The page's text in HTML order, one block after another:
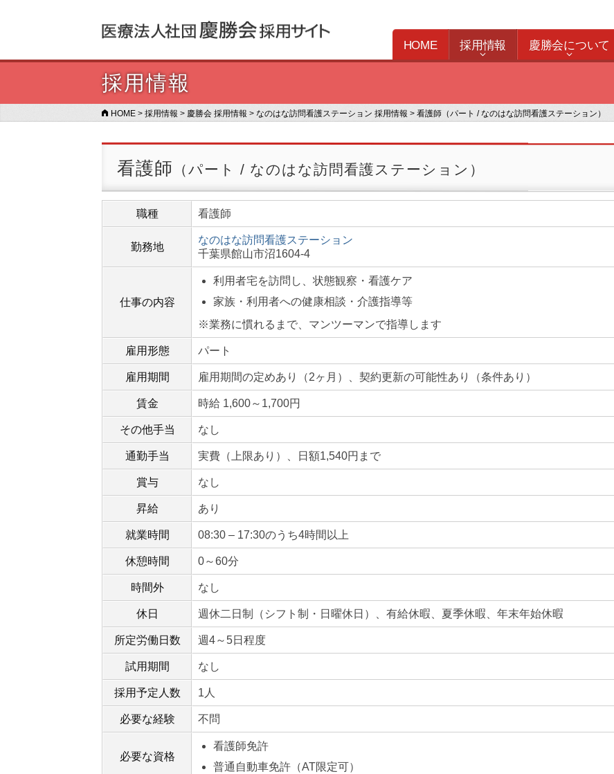
HOME 採用情報 慶勝会について
採用情報
HOME > 採用情報 > 慶勝会 採用情報 > なのはな訪問看護ステーション 採用情報 > 看護師（パート / なのはな訪問看護ステーション）
看護師 （パート / なのはな訪問看護ステーション）
職種 看護師
勤務地
なのはな訪問看護ステーション
千葉県館山市沼1604-4
仕事の内容
利用者宅を訪問し、状態観察・看護ケア
家族・利用者への健康相談・介護指導等
※業務に慣れるまで、マンツーマンで指導します
雇用形態 パート
雇用期間 雇用期間の定めあり（2ヶ月）、契約更新の可能性あり（条件あり）
賃金 時給 1,600～1,700円
その他手当 なし
通勤手当 実費（上限あり）、日額1,540円まで
賞与 なし
昇給 あり
就業時間 08:30 – 17:30のうち4時間以上
休憩時間 0～60分
時間外 なし
休日 週休二日制（シフト制・日曜休日）、有給休暇、夏季休暇、年末年始休暇
所定労働日数 週4～5日程度
試用期間 なし
採用予定人数 1人
必要な経験 不問
必要な資格
看護師免許
普通自動車免許（AT限定可）